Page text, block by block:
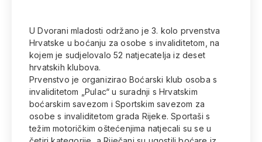
U Dvorani mladosti održano je 3. kolo prvenstva
Hrvatske u boćanju za osobe s invaliditetom, na
kojem je sudjelovalo 52 natjecatelja iz deset
hrvatskih klubova.
Prvenstvo je organizirao Boćarski klub osoba s
invaliditetom „Pulac“ u suradnji s Hrvatskim
boćarskim savezom i Sportskim savezom za
osobe s invaliditetom grada Rijeke. Sportaši s
težim motoričkim oštećenjima natjecali su se u